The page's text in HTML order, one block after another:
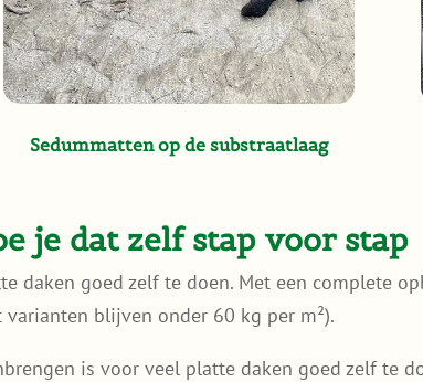
Sedummatten op de substraatlaag
je dat zelf stap voor stap
daken goed zelf te doen. Met een complete
blijven onder 60 kg per m²).
is voor veel platte daken goed zelf te